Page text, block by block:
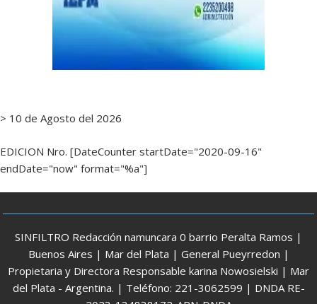
> 10 de Agosto del 2026
EDICION Nro. [DateCounter startDate="2020-09-16"
endDate="now" format="%a"]
SINFILTRO Redacción namuncara 0 barrio Peralta Ramos |
Buenos Aires | Mar del Plata | General Pueyrredon |
Propietaria y Directora Responsable karina Nowosielski | Mar
del Plata - Argentina. | Teléfono: 221-3062599 | DNDA RE-